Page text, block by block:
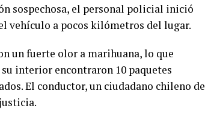
sospechosa, el personal policial inició
vehículo a pocos kilómetros del lugar.
un fuerte olor a marihuana, lo que
interior encontraron 10 paquetes
El conductor, un ciudadano chileno de